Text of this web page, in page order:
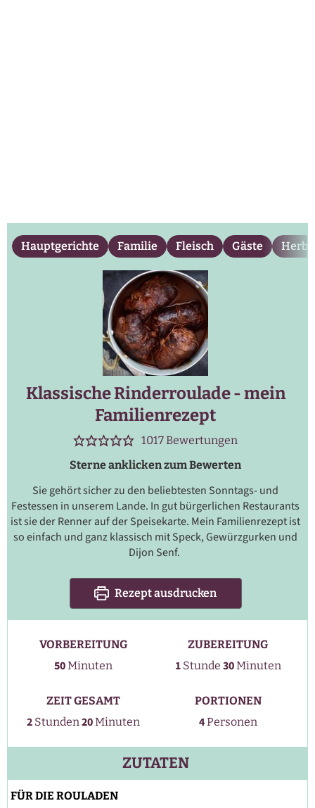
Hauptgerichte Familie Fleisch Gäste
Klassische Rinderroulade - mein
Familienrezept
1017Bewertungen
Sterne anklicken zum Bewerten
Sie gehört sicher zu den beliebtesten Sonntags- und
Festessen in unserem Lande. In gut bürgerlichen Restaurants
ist sie der Renner auf der Speisekarte. Mein Familienrezept ist
so einfach und ganz klassisch mit Speck, Gewürzgurken und
Dijon Senf.
Rezept ausdrucken
VORBEREITUNG
50Minuten
Minuten
ZUBEREITUNG
1 Stunde
Stunde 30Minuten
Minuten
ZEIT GESAMT
2Stunden
Stunden20Minuten
Minuten
PORTIONEN
4Personen
ZUTATEN
FÜR DIE ROULADEN